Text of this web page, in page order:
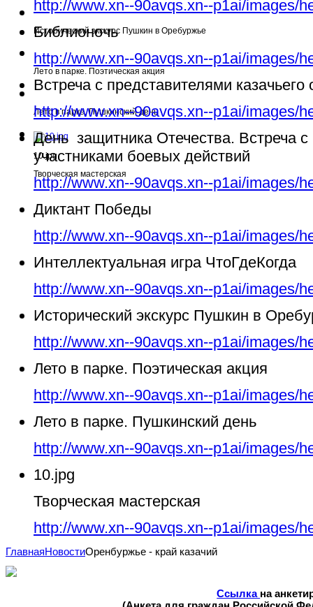
Исторический экскурс Пушкин в Оребуржье
Лето в парке. Поэтическая акция
Лето в парке. Пушкинский день
10.jpg
Творческая мастерская
http://www.xn--90avqs.xn--p1ai/images/
Библионочь
http://www.xn--90avqs.xn--p1ai/images/
Встреча с представителями
http://www.xn--90avqs.xn--p1ai/images/
День защитника Отечества. Встреча
участниками боевых действий
http://www.xn--90avqs.xn--p1ai/images/
Диктант Победы
http://www.xn--90avqs.xn--p1ai/images/
Интеллектуальная игра ЧтоГдеКогда
http://www.xn--90avqs.xn--p1ai/images/
Исторический экскурс Пушкин в
http://www.xn--90avqs.xn--p1ai/images/
Лето в парке. Поэтическая акция
http://www.xn--90avqs.xn--p1ai/images/
Лето в парке. Пушкинский день
http://www.xn--90avqs.xn--p1ai/images/
10.jpg
Творческая мастерская
http://www.xn--90avqs.xn--p1ai/images/
ГлавнаяНовостиОренбуржье - край казачий
Ссылка на